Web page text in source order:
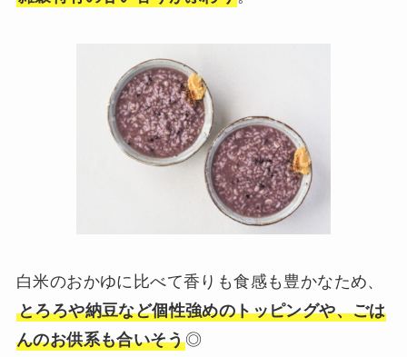
白米のおかゆに比べて香りも食感も豊かなため、
とろろや納豆など個性強めのトッピングや、ごは
んのお供系も合いそう◎